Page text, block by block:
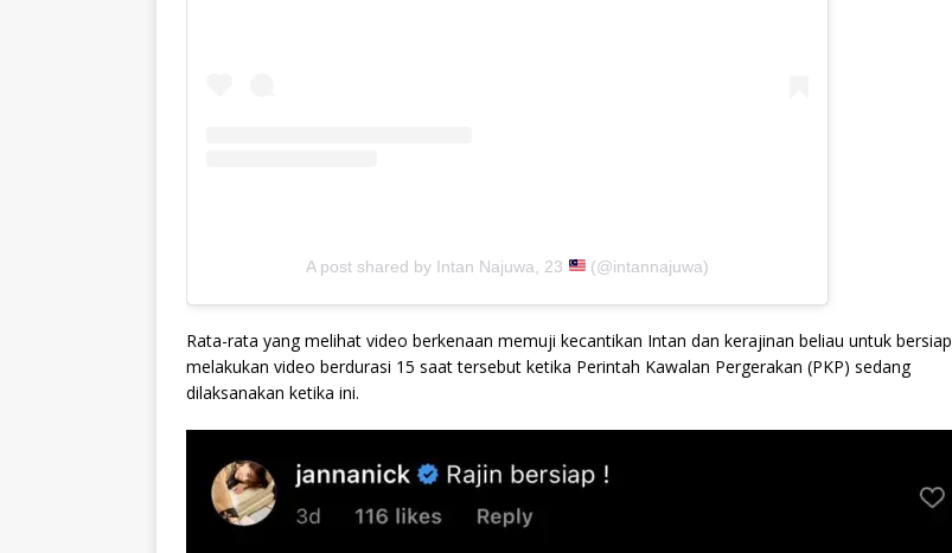
A post shared by Intan Najuwa, 23 (@intannajuwa)
Rata-rata yang melihat video berkenaan memuji kecantikan Intan dan kerajinan beliau untuk bersiap
melakukan video berdurasi 15 saat tersebut ketika Perintah Kawalan Pergerakan (PKP) sedang
dilaksanakan ketika ini.